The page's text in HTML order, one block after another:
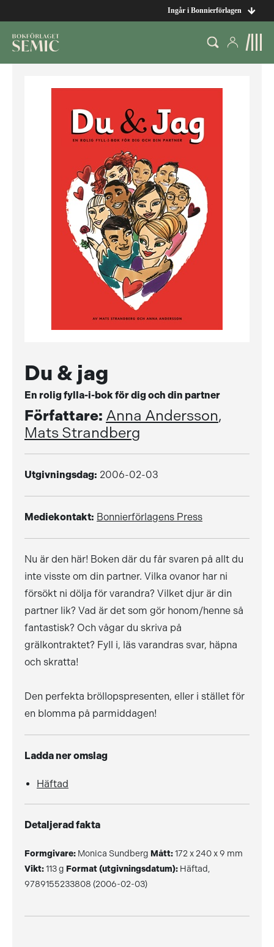
Ingår i Bonnierförlagen
Du & jag
En rolig fylla-i-bok för dig och din partner
Författare: Anna Andersson,
Mats Strandberg
Utgivningsdag: 2006-02-03
Mediekontakt: Bonnierförlagens Press
Nu är den här! Boken där du får svaren på allt du
inte visste om din partner. Vilka ovanor har ni
försökt ni dölja för varandra? Vilket djur är din
partner lik? Vad är det som gör honom/henne så
fantastisk? Och vågar du skriva på
grälkontraktet? Fyll i, läs varandras svar, häpna
och skratta!
Den perfekta bröllopspresenten, eller i stället för
en blomma på parmiddagen!
Ladda ner omslag
Häftad
Detaljerad fakta
Formgivare: Monica Sundberg Mått:172 x 240 x 9 mm
Vikt:113 g Format (utgivningsdatum): Häftad,
9789155233808 (2006-02-03)